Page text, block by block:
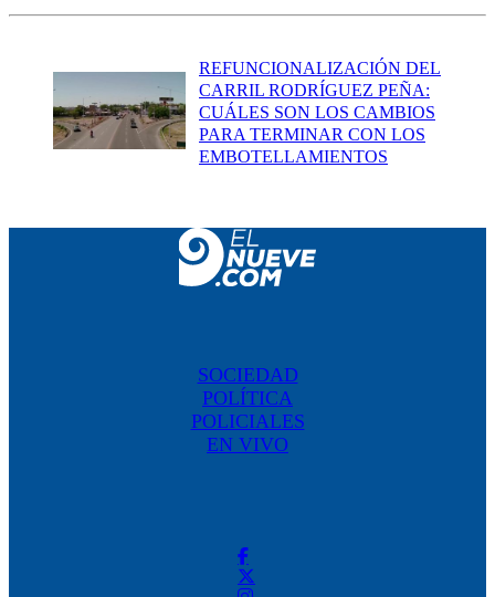
REFUNCIONALIZACIÓN DEL
CARRIL RODRÍGUEZ PEÑA:
CUÁLES SON LOS CAMBIOS
PARA TERMINAR CON LOS
EMBOTELLAMIENTOS
SOCIEDAD
POLÍTICA
POLICIALES
EN VIVO